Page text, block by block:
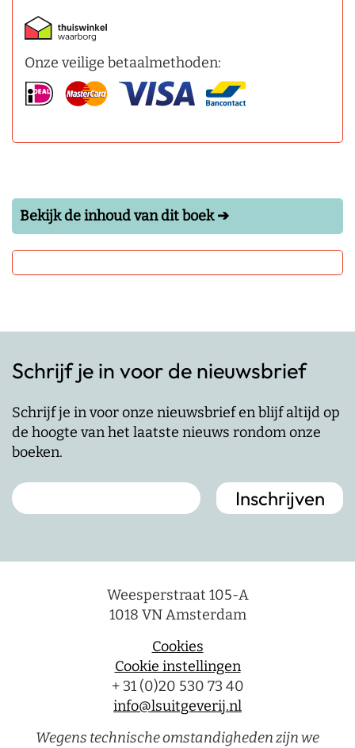
Onze veilige betaalmethoden:
Bekijk de inhoud van dit boek ➔
Schrijf je in voor de nieuwsbrief
Schrijf je in voor onze nieuwsbrief en blijf altijd op
de hoogte van het laatste nieuws rondom onze
boeken.
Weesperstraat 105-A
1018 VN Amsterdam
Cookies
Cookie instellingen
+ 31 (0)20 530 73 40
info@lsuitgeverij.nl
Wegens technische omstandigheden zijn we